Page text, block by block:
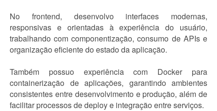
No frontend, desenvolvo interfaces modernas,
responsivas e orientadas à experiência do usuário,
trabalhando com componentização, consumo de APIs e
organização eficiente do estado da aplicação.
Também possuo experiência com Docker para
containerização de aplicações, garantindo ambientes
consistentes entre desenvolvimento e produção, além de
facilitar processos de deploy e integração entre serviços.